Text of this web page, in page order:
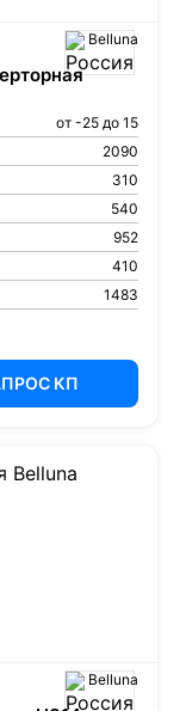
Belluna
от -25 до 15
2090
310
540
952
410
1483
КП
Belluna